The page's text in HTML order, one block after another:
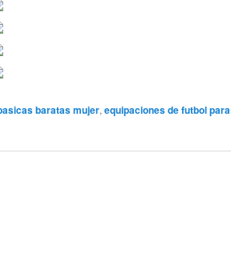
baratas mujer, equipaciones de futbol para